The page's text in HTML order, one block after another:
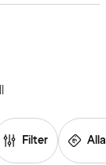
Filter